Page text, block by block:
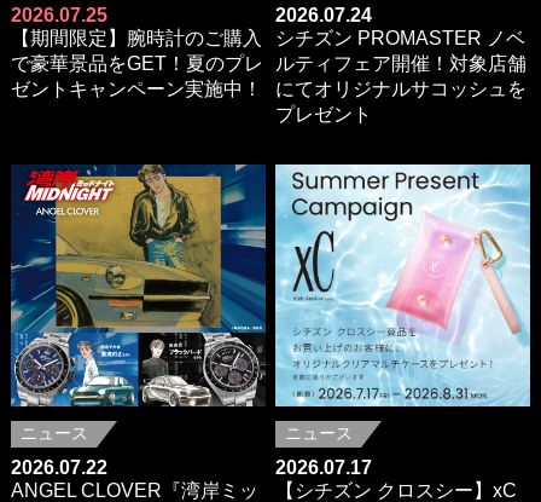
2026.07.25
【期間限定】腕時計のご購入
で豪華景品をGET！夏のプレ
ゼントキャンペーン実施中！
2026.07.24
シチズン PROMASTER ノベ
ルティフェア開催！対象店舗
にてオリジナルサコッシュを
プレゼント
ニュース
2026.07.22
ANGEL CLOVER『湾岸ミッ
ニュース
2026.07.17
【シチズン クロスシー】xC